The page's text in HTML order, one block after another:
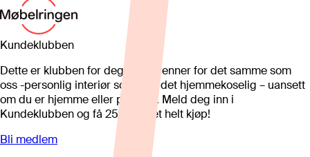
Kundeklubben
Dette er klubben for deg som brenner for det samme som
oss -personlig interiør som gjør det hjemmekoselig – uansett
om du er hjemme eller på hytta. Meld deg inn i
Kundeklubben og få 25%* på et helt kjøp!
Bli medlem